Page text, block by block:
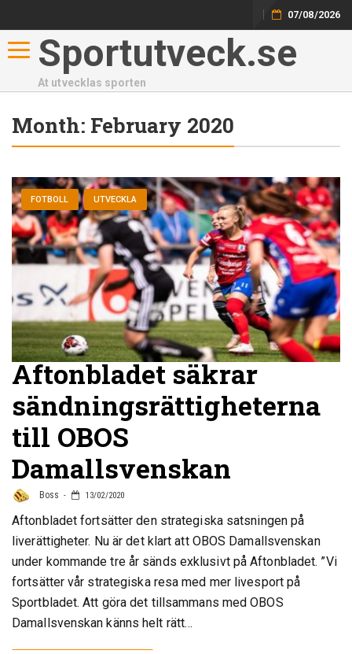
07/08/2026
Toggle navigation
Sportutveck.se
At utvecklas sporten
Month: February 2020
FOTBOLL UTVECKLA
Aftonbladet säkrar
sändningsrättigheterna
till OBOS
Damallsvenskan
Boss 13/02/2020
Aftonbladet fortsätter den strategiska satsningen på
liverättigheter. Nu är det klart att OBOS Damallsvenskan
under kommande tre år sänds exklusivt på Aftonbladet. ”Vi
fortsätter vår strategiska resa med mer livesport på
Sportbladet. Att göra det tillsammans med OBOS
Damallsvenskan känns helt rätt…